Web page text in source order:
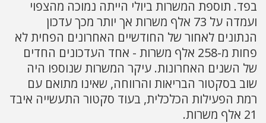
בפד. תוספת המשרות ביולי הייתה נמוכה מהצפוי
ועמדה על 73 אלף משרות אך יותר מכך עדכון
הנתונים לאחור של החודשיים האחרונים הפחית לא
פחות מ-258 אלף משרות - אחד העדכונים החדים
של השנים האחרונות. עיקר המשרות שנוספו היה
שוב בסקטור הבריאות והרווחה, שאינו מתואם עם
רמת הפעילות הכלכלית, בעוד סקטור התעשייה איבד
21 אלף משרות.